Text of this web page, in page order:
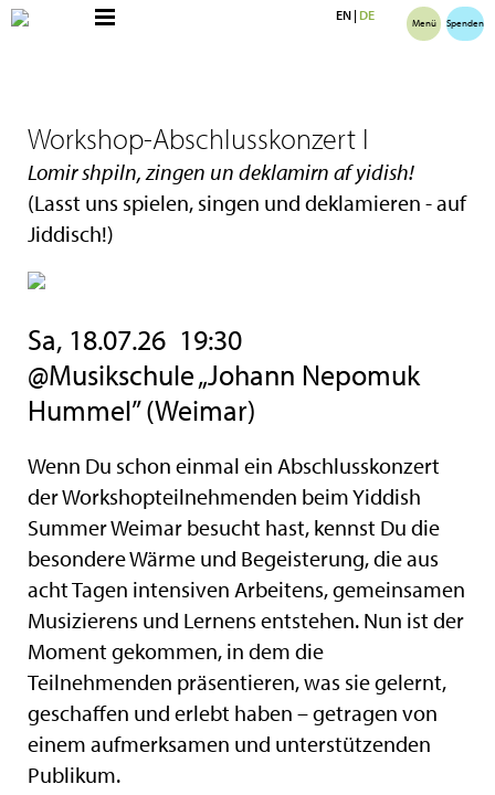
EN|DE Menü Spenden
Workshop-Abschlusskonzert I
Lomir shpiln, zingen un deklamirn af yidish!
(Lasst uns spielen, singen und deklamieren - auf
Jiddisch!)
Sa, 18.07.26 19:30
@Musikschule „Johann Nepomuk
Hummel” (Weimar)
Wenn Du schon einmal ein Abschlusskonzert
der Workshopteilnehmenden beim Yiddish
Summer Weimar besucht hast, kennst Du die
besondere Wärme und Begeisterung, die aus
acht Tagen intensiven Arbeitens, gemeinsamen
Musizierens und Lernens entstehen. Nun ist der
Moment gekommen, in dem die
Teilnehmenden präsentieren, was sie gelernt,
geschaffen und erlebt haben – getragen von
einem aufmerksamen und unterstützenden
Publikum.